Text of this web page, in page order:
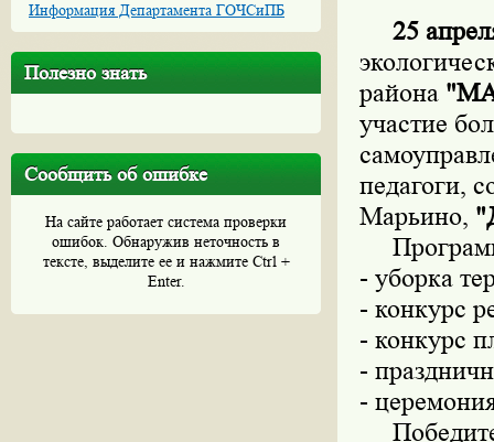
Информация Департамента ГОЧСиПБ
Полезно знать
Сообщить об ошибке
На сайте работает система проверки
ошибок. Обнаружив неточность в
тексте, выделите ее и нажмите Ctrl +
Enter.
25
района
участие
педагоги,
Марьино,
- уборка
- конкурс
- конкурс
-
-